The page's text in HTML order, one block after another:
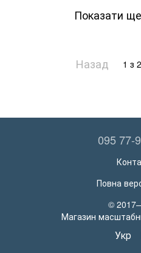
Показати
Назад 1 з 2
095 77-
Повна
©
Магазин
Укр